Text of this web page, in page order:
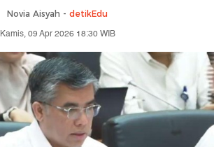
Novia Aisyah - detikEdu
Kamis, 09 Apr 2026 18:30 WIB